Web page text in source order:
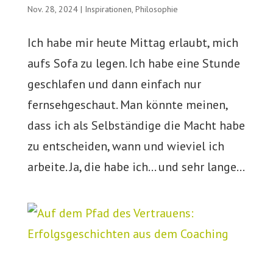
Nov. 28, 2024| Inspirationen, Philosophie
Ich habe mir heute Mittag erlaubt, mich
aufs Sofa zu legen. Ich habe eine Stunde
geschlafen und dann einfach nur
fernsehgeschaut. Man könnte meinen,
dass ich als Selbständige die Macht habe
zu entscheiden, wann und wieviel ich
arbeite. Ja, die habe ich… und sehr lange...